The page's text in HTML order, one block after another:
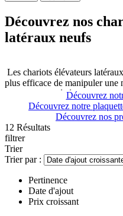
Découvrez nos
latéraux neufs
Les chariots élévateurs
plus efficace de manipuler
volumineux, généralement du
métaux.
La gamme Baumann reconnue
propose des chariots
de 3 à 60 tonnes.
Chez R.P.A - AFRELEC
pouvons vous proposer toute
latéraux neuf qui
Découvrez
Découvrez notre
Découvrez nos
12 Résultats
filtrer
Trier
Trier par :
Pertinence
Date d'ajout
Prix croissant